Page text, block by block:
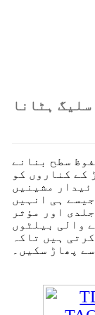
ہٹانا
سطح بنانے
کے کناروں کو
مشینیں
ہی انہیں
اور مؤثر
والی بیلٹوں
ہیں تاکہ
پھاڑ سکیں۔